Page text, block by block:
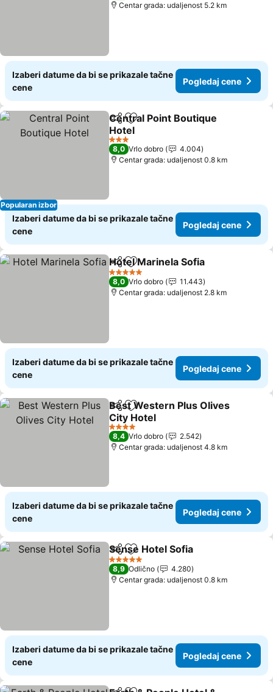
Centar grada: udaljenost 5.2 km
Izaberi datume da bi se prikazale tačne
cene
Pogledaj cene
Popularan izbor
Deli Dodati u favorite
Central Point Boutique
Hotel
Pogledaj cene
3 Zvezdice
8,0 Vrlo dobro
4.004
Centar grada: udaljenost 0.8 km
Izaberi datume da bi se prikazale tačne
cene
Pogledaj cene
Deli Dodati u favorite
Hotel Marinela Sofia
5 Zvezdice
8,0 Vrlo dobro
11.443
Centar grada: udaljenost 2.8 km
Izaberi datume da bi se prikazale tačne
cene
Pogledaj cene
Deli Dodati u favorite
Best Western Plus Olives
City Hotel
Pogledaj cene
4 Zvezdice
8,4 Vrlo dobro
2.542
Centar grada: udaljenost 4.8 km
Izaberi datume da bi se prikazale tačne
cene
Pogledaj cene
Deli Dodati u favorite
Sense Hotel Sofia
5 Zvezdice
8,9 Odlično
4.280
Centar grada: udaljenost 0.8 km
Izaberi datume da bi se prikazale tačne
cene
Pogledaj cene